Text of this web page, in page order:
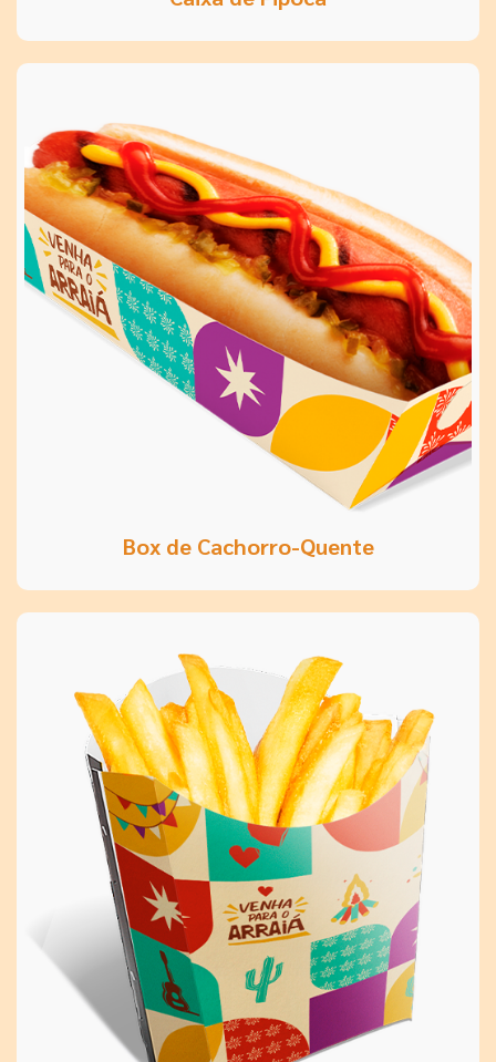
Eeeita trem bão!
Box de Cachorro-Quente